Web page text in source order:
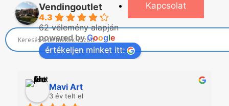
Kapcsolat
Vendingoutlet
4.3
62 vélemény alapján
powered byGoogle
értékeljen minket itt:
Mavi Art
3 év telt el